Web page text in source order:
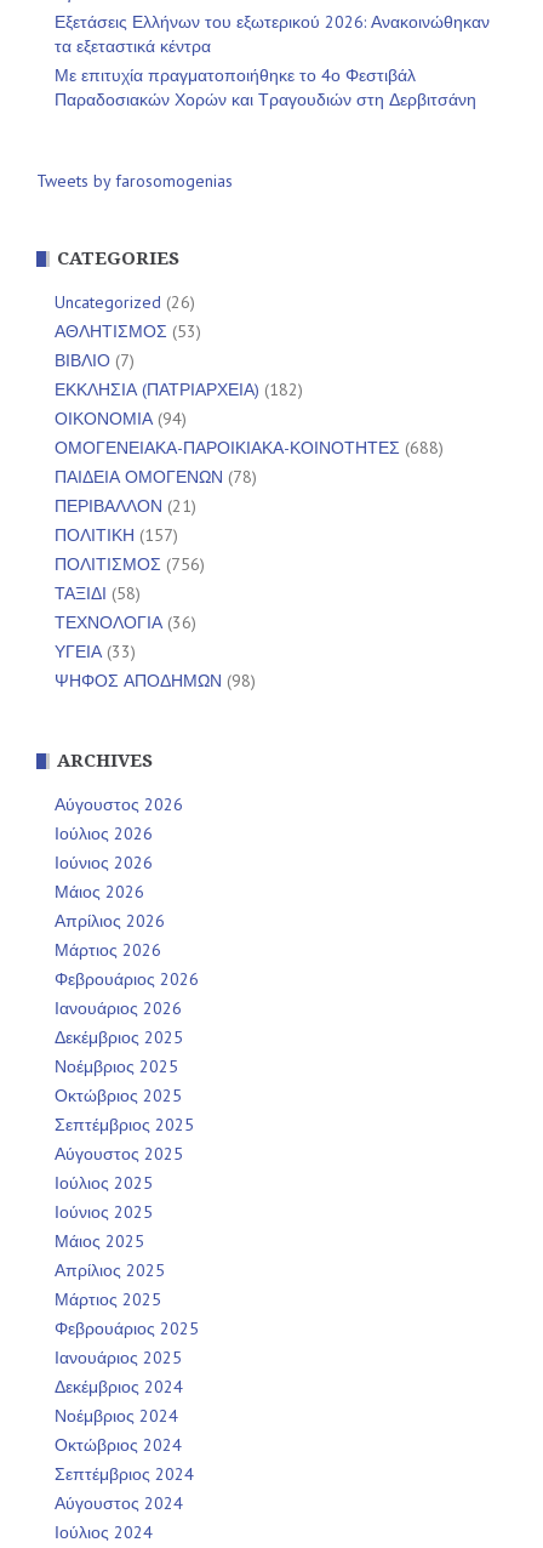
Εξετάσεις Ελλήνων του εξωτερικού 2026: Ανακοινώθηκαν
τα εξεταστικά κέντρα
Με επιτυχία πραγματοποιήθηκε το 4ο Φεστιβάλ
Παραδοσιακών Χορών και Τραγουδιών στη Δερβιτσάνη
Tweets by farosomogenias
CATEGORIES
Uncategorized (26)
ΑΘΛΗΤΙΣΜΟΣ (53)
ΒΙΒΛΙΟ (7)
ΕΚΚΛΗΣΙΑ (ΠΑΤΡΙΑΡΧΕΙΑ) (182)
ΟΙΚΟΝΟΜΙΑ(94)
ΟΜΟΓΕΝΕΙΑΚΑ-ΠΑΡΟΙΚΙΑΚΑ-ΚΟΙΝΟΤΗΤΕΣ (688)
ΠΑΙΔΕΙΑ ΟΜΟΓΕΝΩΝ (78)
ΠΕΡΙΒΑΛΛΟΝ (21)
ΠΟΛΙΤΙΚΗ (157)
ΠΟΛΙΤΙΣΜΟΣ (756)
ΤΑΞΙΔΙ (58)
ΤΕΧΝΟΛΟΓΙΑ(36)
ΥΓΕΙΑ(33)
ΨΗΦΟΣ ΑΠΟΔΗΜΩΝ (98)
ARCHIVES
Αύγουστος 2026
Ιούλιος 2026
Ιούνιος 2026
Μάιος 2026
Απρίλιος 2026
Μάρτιος 2026
Φεβρουάριος 2026
Ιανουάριος 2026
Δεκέμβριος 2025
Νοέμβριος 2025
Οκτώβριος 2025
Σεπτέμβριος 2025
Αύγουστος 2025
Ιούλιος 2025
Ιούνιος 2025
Μάιος 2025
Απρίλιος 2025
Μάρτιος 2025
Φεβρουάριος 2025
Ιανουάριος 2025
Δεκέμβριος 2024
Νοέμβριος 2024
Οκτώβριος 2024
Σεπτέμβριος 2024
Αύγουστος 2024
Ιούλιος 2024